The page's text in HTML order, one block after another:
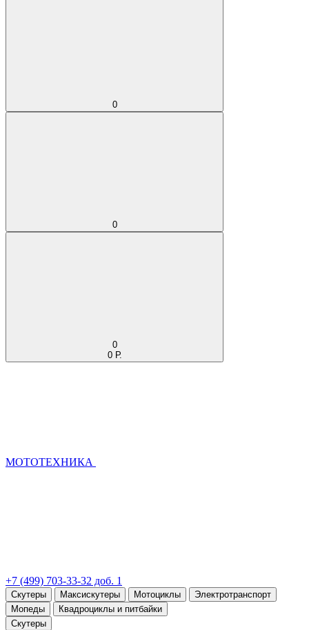
0
0
0
0 Р.
МОТОТЕХНИКА
+7 (499) 703-33-32 доб. 1
Скутеры Максискутеры Мотоциклы
Электротранспорт
Мопеды
Квадроциклы и питбайки
Скутеры